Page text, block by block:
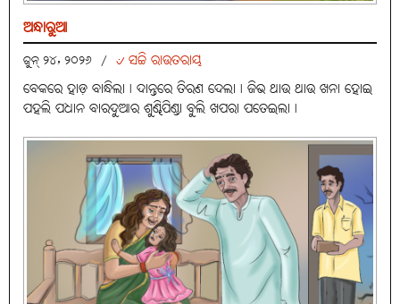
ଅନ୍ଧାରୁଆ
ଜୁନ୍ ୨୪, ୨୦୨୬ / ୰ ସଚ୍ଚି ରାଉତରାୟ
ବେକରେ ହାଡ଼ ବାନ୍ଧିଲା। ଦାନ୍ତରେ ତିରଣ ଦେଲା। ଜିଭ ଥାଉ ଥାଉ ଖନା ହୋଇ
ପହଲି ପଧାନ ବାରଦୁଆର ଶୁଣ୍ଢିପିଣ୍ଡା ବୁଲି ଖପରା ପତେଇଲା।